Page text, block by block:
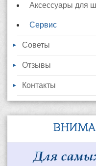
Аксессуары для
Сервис
Советы
Отзывы
Контакты